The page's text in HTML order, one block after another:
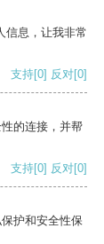
信息，让我非常
支持[0] 反对[0]
的连接，并帮
支持[0] 反对[0]
护和安全性保